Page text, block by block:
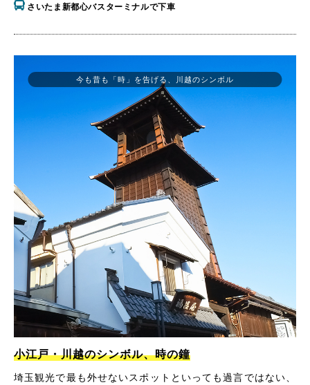
さいたま新都心バスターミナルで下車
今も昔も「時」を告げる、川越のシンボル
小江戸・川越のシンボル、時の鐘
埼玉観光で最も外せないスポットといっても過言ではない、